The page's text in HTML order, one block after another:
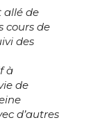
allé de
cours de
des
à
de
d’autres